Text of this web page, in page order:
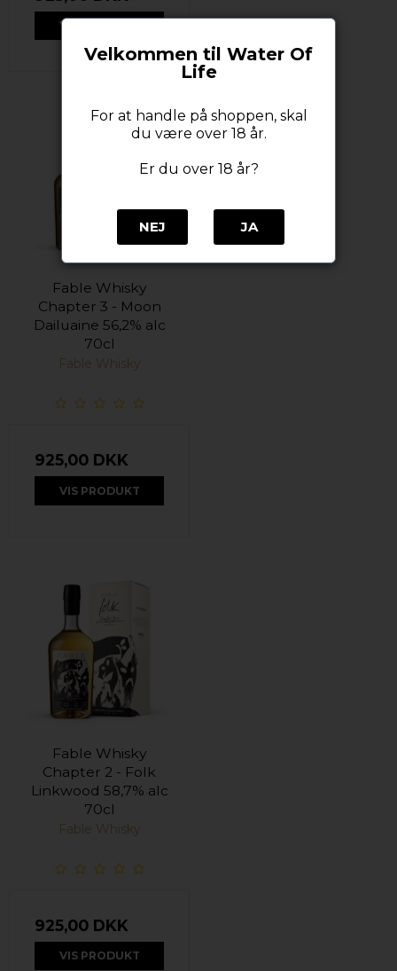
VIS PRODUKT
Fable Whisky
Chapter 3 - Moon
Dailuaine 56,2% alc
70cl
Fable Whisky
925,00 DKK
VIS PRODUKT
Fable Whisky
Chapter 2 - Folk
Linkwood 58,7% alc
70cl
Fable Whisky
925,00 DKK
VIS PRODUKT
Velkommen til Water Of
Life
For at handle på shoppen, skal
du være over 18 år.
Er du over 18 år?
NEJ JA